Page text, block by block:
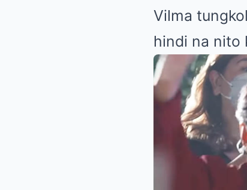
Vilma
hindi na nito